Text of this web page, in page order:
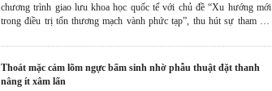
chương trình giao lưu khoa học quốc tế với chủ đề “Xu hướng mới
trong điều trị tổn thương mạch vành phức tạp”, thu hút sự tham gia
viên y tế bệnh viện.
thoát mặc cảm lõm ngực bẩm sinh nhờ phẫu thuật đặt thanh
nâng ít xâm lấn